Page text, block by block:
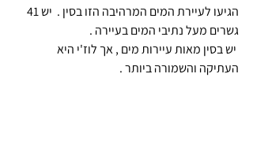
גשרים מעל נתיבי המים בעיירה .
יש בסין מאות עיירות מים , אך לוז'י היא
העתיקה והשמורה ביותר .